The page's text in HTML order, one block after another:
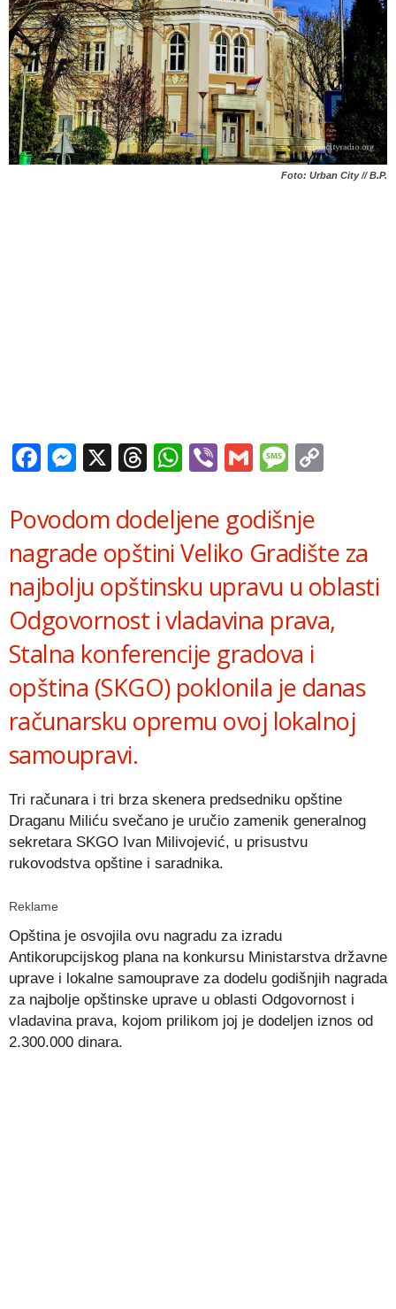
Foto: Urban City // B.P.
Facebook
Messenger
X Threads
WhatsApp
ViberGmail
Povodom dodeljene godišnje
nagrade opštini Veliko Gradište za
najbolju opštinsku upravu u oblasti
Odgovornost i vladavina prava,
Stalna konferencije gradova i
opština (SKGO) poklonila je danas
računarsku opremu ovoj lokalnoj
samoupravi.
Tri računara i tri brza skenera predsedniku opštine
Draganu Miliću svečano je uručio zamenik generalnog
sekretara SKGO Ivan Milivojević, u prisustvu
rukovodstva opštine i saradnika.
Reklame
Opština je osvojila ovu nagradu za izradu
Antikorupcijskog plana na konkursu Ministarstva državne
uprave i lokalne samouprave za dodelu godišnjih nagrada
za najbolje opštinske uprave u oblasti Odgovornost i
vladavina prava, kojom prilikom joj je dodeljen iznos od
2.300.000 dinara.